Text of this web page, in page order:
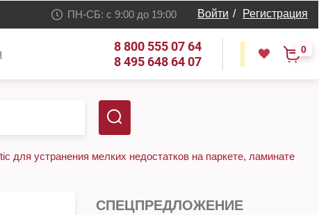
ПН-СБ: с 9:00 до 19:00 Войти / Регистрация
8 800 555 07 64
8 495 648 64 07
0
для устранения мелких недостатков на паркете, ламинате
СПЕЦПРЕДЛОЖЕНИЕ